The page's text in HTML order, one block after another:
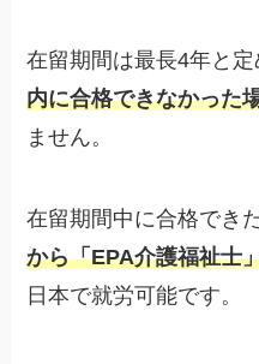
在留期間は最長4年と定
内に合格できなかった
ません。
在留期間中に合格でき
から「EPA介護福祉士
日本で就労可能です。